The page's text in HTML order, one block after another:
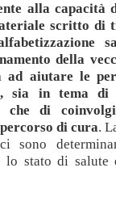
alla capacità
scritto di
della
ad aiutare le
sia in tema di
che di
di cura.
sono
lo stato di salute